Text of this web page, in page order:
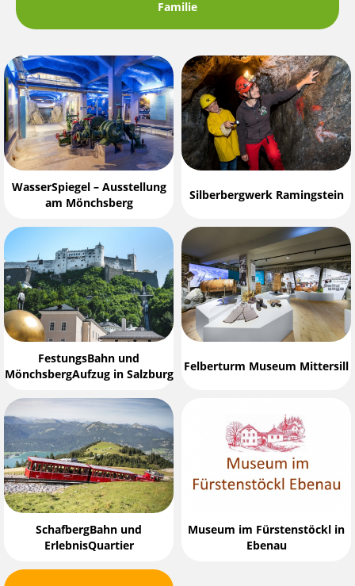
Familie
WasserSpiegel – Ausstellung
am Mönchsberg
Silberbergwerk Ramingstein
FestungsBahn und
MönchsbergAufzug in Salzburg
Felberturm Museum Mittersill
SchafbergBahn und
ErlebnisQuartier
Museum im Fürstenstöckl in
Ebenau